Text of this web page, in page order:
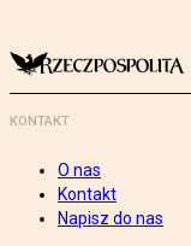
KONTAKT
O nas
Kontakt
Napisz do nas